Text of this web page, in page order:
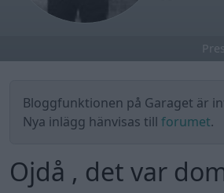
Bloggfunktionen på Garaget är
Nya inlägg hänvisas till forumet.
Ojdå , det var